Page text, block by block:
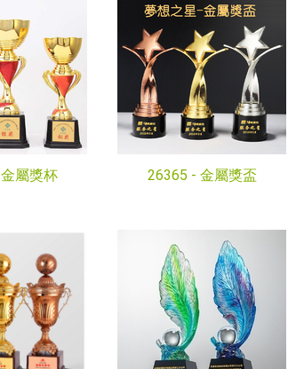
金屬獎杯 26365 - 金屬獎盃